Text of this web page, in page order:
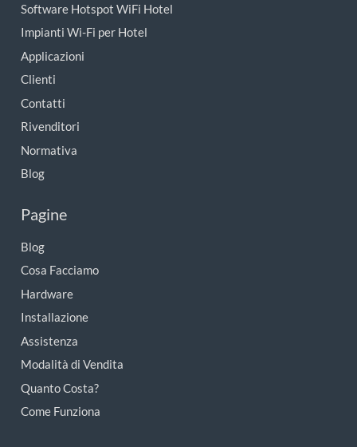
Software Hotspot WiFi Hotel
Impianti Wi-Fi per Hotel
Applicazioni
Clienti
Contatti
Rivenditori
Normativa
Blog
Pagine
Blog
Cosa Facciamo
Hardware
Installazione
Assistenza
Modalità di Vendita
Quanto Costa?
Come Funziona